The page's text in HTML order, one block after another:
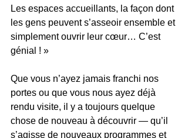
Les espaces accueillants, la façon dont
les gens peuvent s’asseoir ensemble et
simplement ouvrir leur cœur… C’est
génial ! »
Que vous n’ayez jamais franchi nos
portes ou que vous nous ayez déjà
rendu visite, il y a toujours quelque
chose de nouveau à découvrir — qu’il
s’agisse de nouveaux programmes et